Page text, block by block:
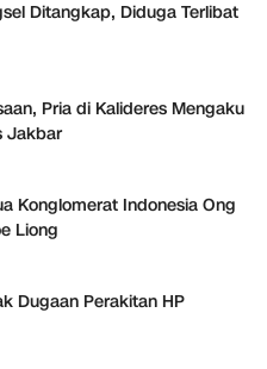
Ditangkap, Diduga Terlibat
Pria di Kalideres Mengaku
Jakbar
Konglomerat Indonesia Ong
Liong
Dugaan Perakitan HP